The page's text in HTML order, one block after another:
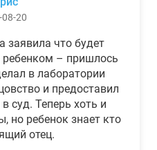
20
заявила что будет
ребенком – пришлось
в лаборатории
и предоставил
суд. Теперь хоть и
но ребенок знает кто
отец.